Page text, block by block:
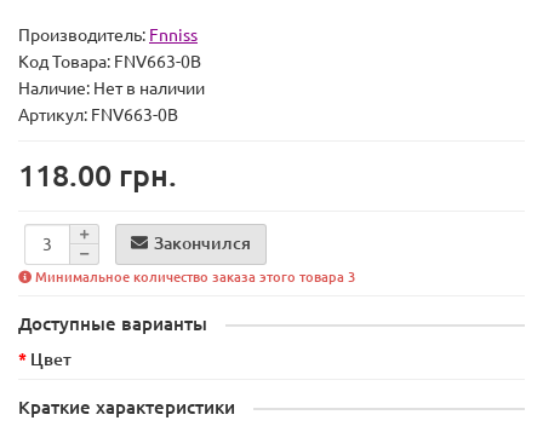
Производитель: Fnniss
Код Товара: FNV663-0B
Наличие: Нет в наличии
Артикул: FNV663-0B
118.00 грн.
Закончился
Минимальное количество заказа этого товара 3
Доступные варианты
Цвет
Краткие характеристики